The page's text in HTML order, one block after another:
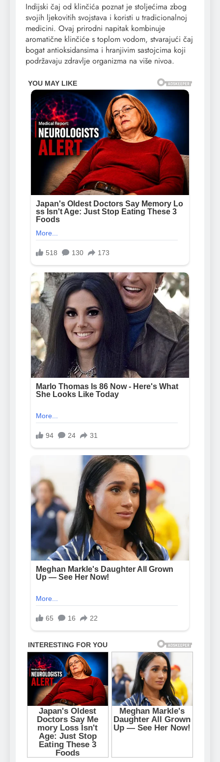
Indijski čaj od klinčića poznat je stoljećima zbog
svojih ljekovitih svojstava i koristi u tradicionalnoj
medicini. Ovaj prirodni napitak kombinuje
aromatične klinčiće s toplom vodom, stvarajući čaj
bogat antioksidansima i hranjivim sastojcima koji
podržavaju zdravlje organizma na više nivoa.